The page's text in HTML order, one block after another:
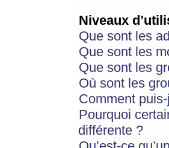
Niveaux
Que sont les
Que sont les
Que sont les
Où sont les
Comment
Pourquoi
différente ?